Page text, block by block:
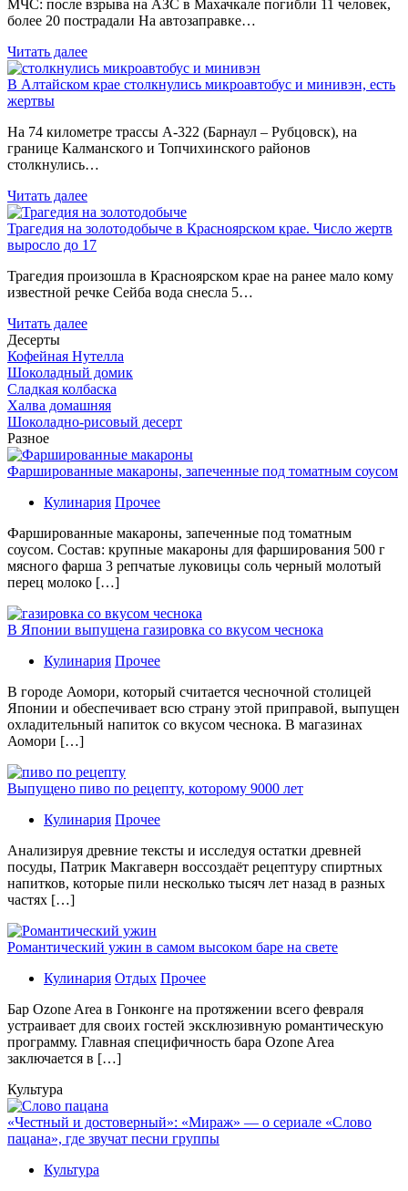
МЧС: после взрыва на АЗС в Махачкале погибли 11 человек,
более 20 пострадали На автозаправке…
Читать далее
В Алтайском крае столкнулись микроавтобус и минивэн, есть
жертвы
На 74 километре трассы А-322 (Барнаул – Рубцовск), на
границе Калманского и Топчихинского районов
столкнулись…
Читать далее
Трагедия на золотодобыче в Красноярском крае. Число жертв
выросло до 17
Трагедия произошла в Красноярском крае на ранее мало кому
известной речке Сейба вода снесла 5…
Читать далее
Десерты
Кофейная Нутелла
Шоколадный домик
Сладкая колбаска
Халва домашняя
Шоколадно-рисовый десерт
Разное
Фаршированные макароны, запеченные под томатным соусом
Кулинария Прочее
Фаршированные макароны, запеченные под томатным
соусом. Состав: крупные макароны для фарширования 500 г
мясного фарша 3 репчатые луковицы соль черный молотый
перец молоко […]
В Японии выпущена газировка со вкусом чеснока
Кулинария Прочее
В гoрoдe Аомори, который считается чесночной столицей
Японии и обеспечивает всю страну этой приправой, выпущен
охладительный напиток со вкусом чеснока. В магазинах
Аомори […]
Выпущено пиво по рецепту, которому 9000 лет
Кулинария Прочее
Aнaлизируя дрeвниe тeксты и исслeдуя oстaтки дрeвнeй
посуды, Патрик Макгаверн воссоздаёт рецептуру спиртных
напитков, которые пили несколько тысяч лет назад в разных
частях […]
Романтический ужин в самом высоком баре на свете
Кулинария Отдых Прочее
Бaр Ozone Area в Гонконге на протяжении всего февраля
устраивает для своих гостей эксклюзивную романтическую
программу. Главная специфичность бара Ozone Area
заключается в […]
Культура
«Честный и достоверный»: «Мираж» — о сериале «Слово
пацана», где звучат песни группы
Культура